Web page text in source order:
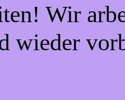
Wir
wieder